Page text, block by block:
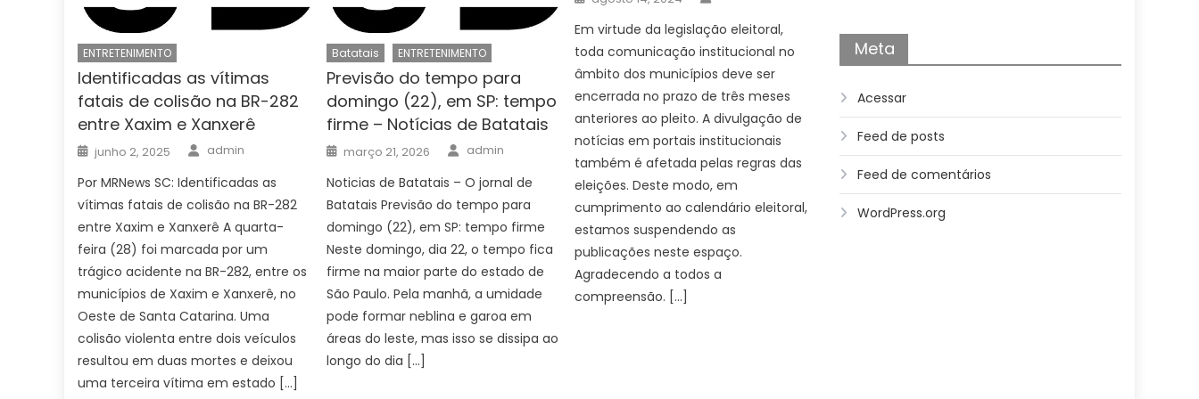
ENTRETENIMENTO
Identificadas as vítimas
fatais de colisão na BR-282
entre Xaxim e Xanxerê
Posted
on
junho 2, 2025 Author
admin
Por MRNews SC: Identificadas as
vítimas fatais de colisão na BR-282
entre Xaxim e Xanxerê A quarta-
feira (28) foi marcada por um
trágico acidente na BR-282, entre os
municípios de Xaxim e Xanxerê, no
Oeste de Santa Catarina. Uma
colisão violenta entre dois veículos
resultou em duas mortes e deixou
uma terceira vítima em estado […]
Batatais ENTRETENIMENTO
Previsão do tempo para
domingo (22), em SP: tempo
firme – Notícias de Batatais
Posted
on
março 21, 2026 Author
admin
Noticias de Batatais – O jornal de
Batatais Previsão do tempo para
domingo (22), em SP: tempo firme
Neste domingo, dia 22, o tempo fica
firme na maior parte do estado de
São Paulo. Pela manhã, a umidade
pode formar neblina e garoa em
áreas do leste, mas isso se dissipa ao
longo do dia […]
on
Em virtude da legislação eleitoral,
toda comunicação institucional no
âmbito dos municípios deve ser
encerrada no prazo de três meses
anteriores ao pleito. A divulgação de
notícias em portais institucionais
também é afetada pelas regras das
eleições. Deste modo, em
cumprimento ao calendário eleitoral,
estamos suspendendo as
publicações neste espaço.
Agradecendo a todos a
compreensão. […]
Meta
Acessar
Feed de posts
Feed de comentários
WordPress.org